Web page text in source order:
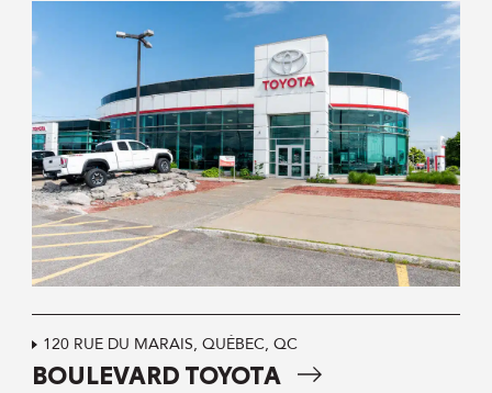
120 RUE DU MARAIS, QUÉBEC, QC
BOULEVARD TOYOTA